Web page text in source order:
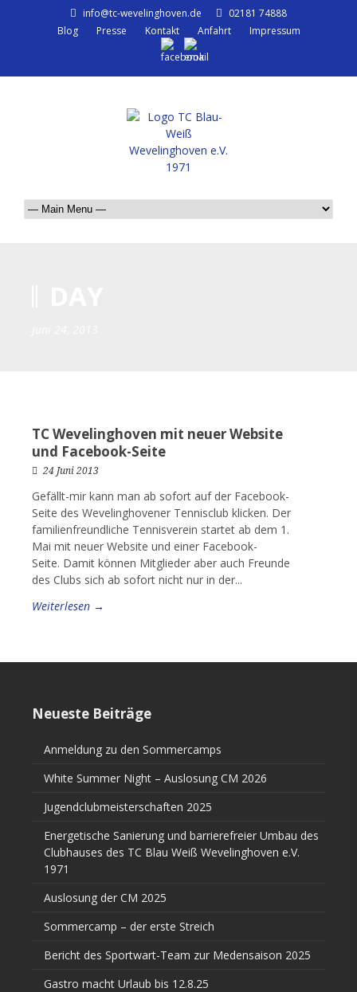
info@tc-wevelinghoven.de
02181 74888
Blog
Presse Kontakt Anfahrt Impressum
TC Wevelinghoven mit neuer Website
und Facebook-Seite
24 Juni 2013
Gefällt-mir kann man ab sofort auf der Facebook-
Seite des Wevelinghovener Tennisclub klicken. Der
familienfreundliche Tennisverein startet ab dem 1.
Mai mit neuer Website und einer Facebook-
Seite. Damit können Mitglieder aber auch Freunde
des Clubs sich ab sofort nicht nur in der...
Weiterlesen →
Neueste Beiträge
Anmeldung zu den Sommercamps
White Summer Night – Auslosung CM 2026
Jugendclubmeisterschaften 2025
Energetische Sanierung und barrierefreier Umbau des
Clubhauses des TC Blau Weiß Wevelinghoven e.V.
1971
Auslosung der CM 2025
Sommercamp – der erste Streich
Bericht des Sportwart-Team zur Medensaison 2025
Gastro macht Urlaub bis 12.8.25